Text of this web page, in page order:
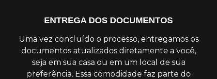
ENTREGA DOS DOCUMENTOS
Uma vez concluído o processo, entregamos os
documentos atualizados diretamente a você,
seja em sua casa ou em um local de sua
preferência. Essa comodidade faz parte do